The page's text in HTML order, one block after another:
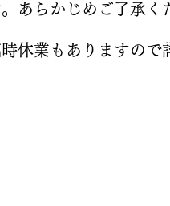
。あらかじめご了承く
休業もありますので